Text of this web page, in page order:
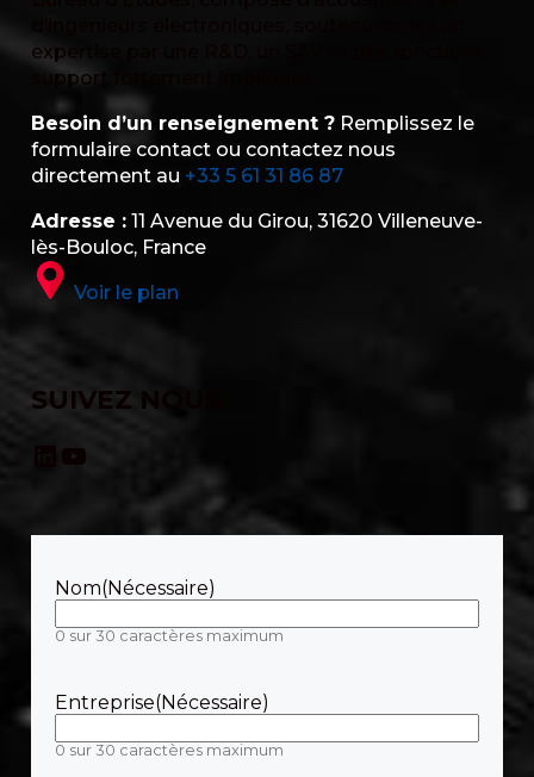
expertise par une R&D, un SAV et des fonctions
support fortement impliqués.
Besoin d’un renseignement ? Remplissez le
formulaire contact ou contactez nous
directement au +33 5 61 31 86 87
Adresse : 11 Avenue du Girou, 31620 Villeneuve-
lès-Bouloc, France
Voir le plan
SUIVEZ NOUS
YouTube
Nom(Nécessaire)
0 sur 30 caractères maximum
Entreprise(Nécessaire)
0 sur 30 caractères maximum